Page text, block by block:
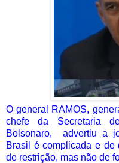
O general RAMOS,
chefe da Secretaria
Bolsonaro, advertiu a
Brasil é complicada e
de restrição, mas não de